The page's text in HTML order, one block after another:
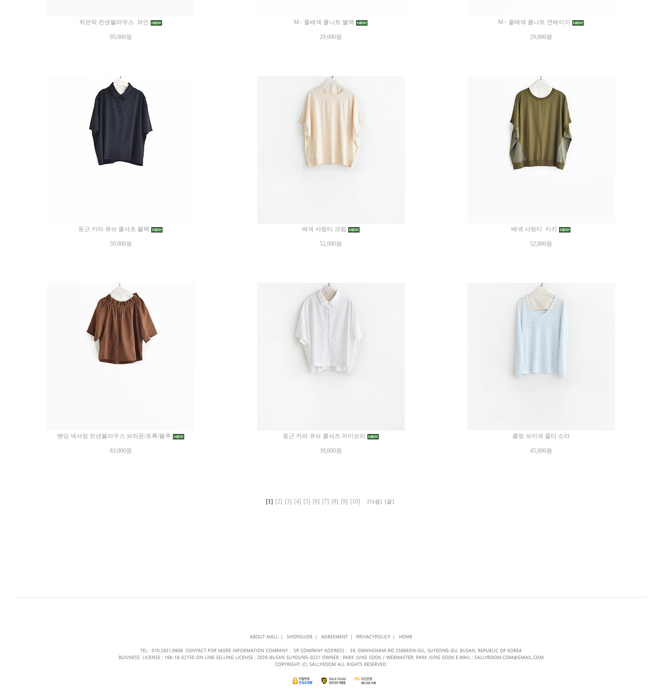
뒤핀탁 린넨블라우스 와인
95,000원
M~ 줄배색 쿨니트 블랙
29,000원
M~ 줄배색 쿨니트 연베이지
29,000원
둥근 카라 큐브 쿨셔츠 블랙
39,000원
배색 샤링티 크림
52,000원
배색 샤링티 카키
52,000원
밴딩 넥셔링 린넨블라우스 브라운/초록/블루
83,000원
둥근 카라 큐브 쿨셔츠 아이보리
39,000원
쿨링 브이넥 줄티 소라
45,000원
[1] [2] [3] [4] [5] [6] [7] [8] [9] [10] [다음] [끝]